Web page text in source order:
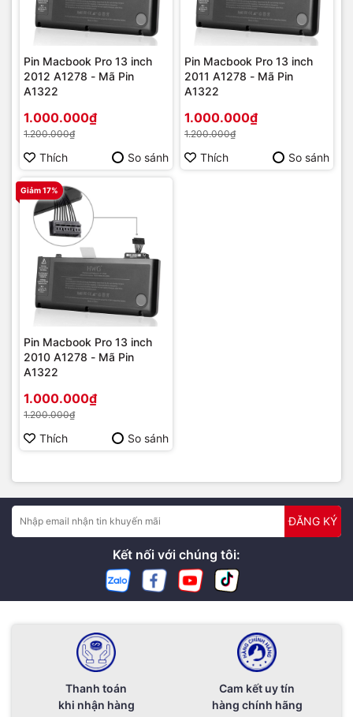
Pin Macbook Pro 13 inch
2012 A1278 - Mã Pin
A1322
1.000.000₫
1.200.000₫
Thích So sánh
Pin Macbook Pro 13 inch
2011 A1278 - Mã Pin
A1322
1.000.000₫
1.200.000₫
Thích So sánh
Giảm 17%
Pin Macbook Pro 13 inch
2010 A1278 - Mã Pin
A1322
1.000.000₫
1.200.000₫
Thích So sánh
ĐĂNG KÝ
Kết nối với chúng tôi:
Thanh toán
khi nhận hàng
Cam kết uy tín
hàng chính hãng